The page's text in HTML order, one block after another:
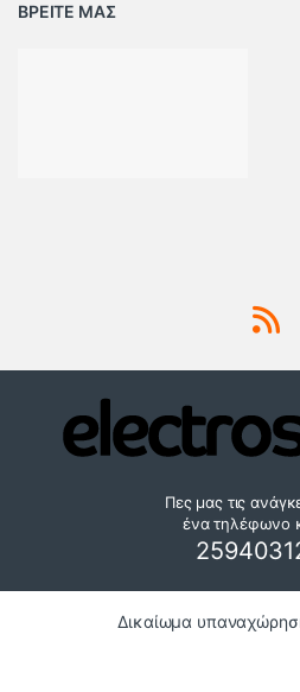
ΒΡΕΙΤΕ ΜΑΣ
Πες μας τις
ένα τηλέφωνο
Δικαίωμα